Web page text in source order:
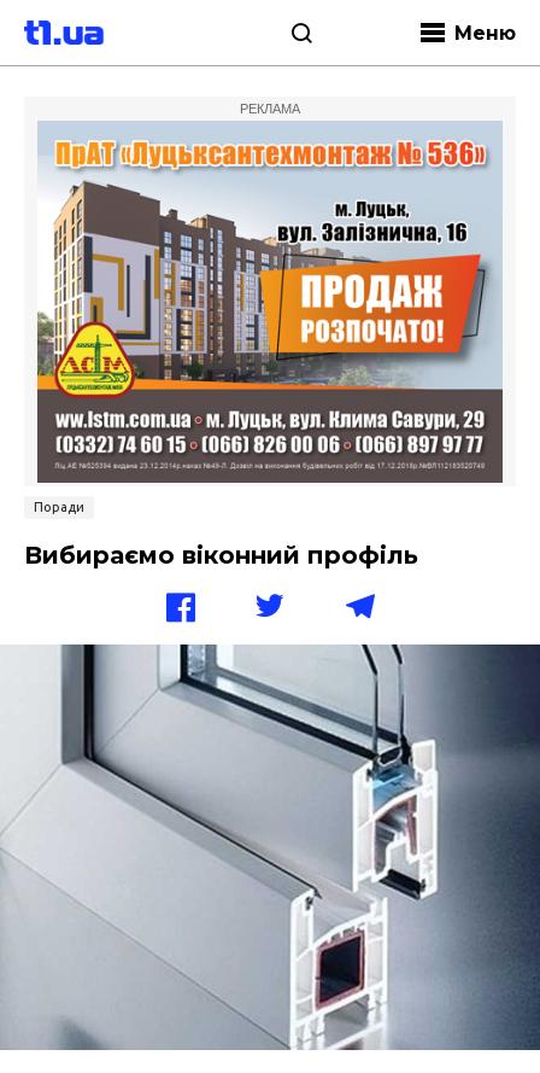
Меню
РЕКЛАМА
Поради
Вибираємо віконний профіль